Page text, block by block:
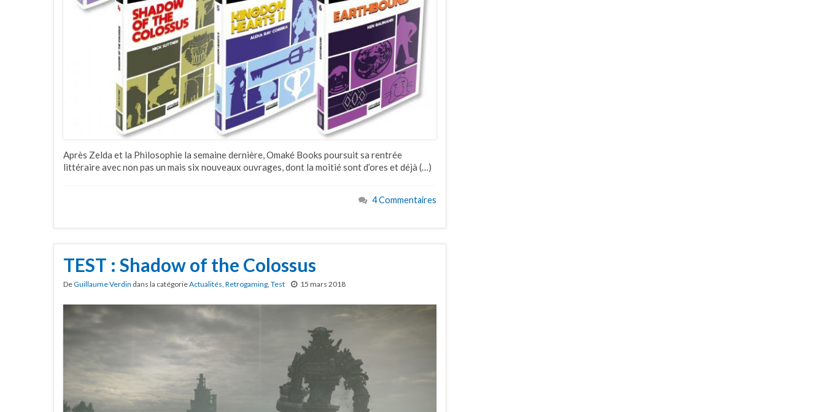
Après Zelda et la Philosophie la semaine dernière, Omaké Books poursuit sa rentrée
littéraire avec non pas un mais six nouveaux ouvrages, dont la moitié sont d’ores et déjà (…)
4 Commentaires
TEST : Shadow of the Colossus
DeGuillaume Verdin dans la catégorieActualités Retrogaming Test 15 mars 2018